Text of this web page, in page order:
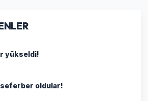
yükseldi!
oldular!